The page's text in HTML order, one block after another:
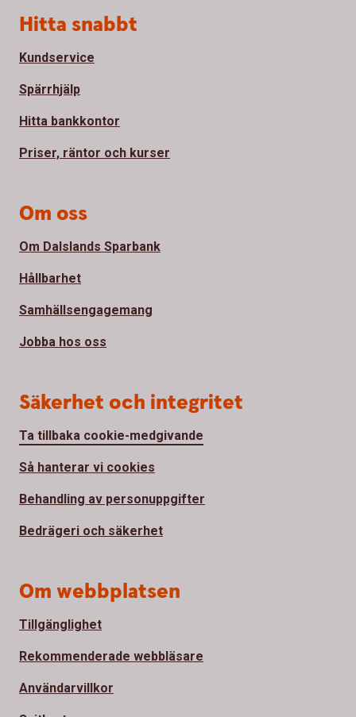
Sidfot
Hitta snabbt
Kundservice
Spärrhjälp
Hitta bankkontor
Priser, räntor och kurser
Om oss
Om Dalslands Sparbank
Hållbarhet
Samhällsengagemang
Jobba hos oss
Säkerhet och integritet
Ta tillbaka cookie-medgivande
Så hanterar vi cookies
Behandling av personuppgifter
Bedrägeri och säkerhet
Om webbplatsen
Tillgänglighet
Rekommenderade webbläsare
Användarvillkor